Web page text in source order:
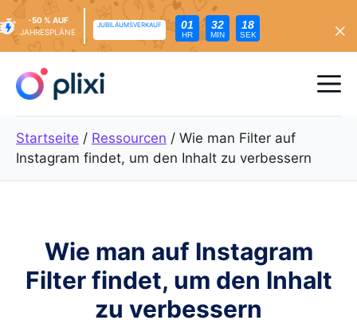
Inhalt
springen
-50 % AUF
JAHRESPLÄNE
JUBILÄUMSVERKAUF 01
HR
32
MIN
17
SEK
Startseite / Ressourcen / Wie man Filter auf
Instagram findet, um den Inhalt zu verbessern
Wie man auf Instagram
Filter findet, um den Inhalt
zu verbessern